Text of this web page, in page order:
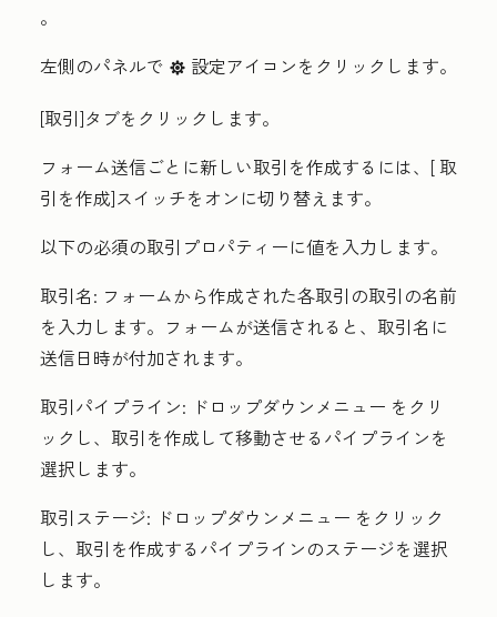
。
左側のパネルで settings 設定アイコンをクリックします。
[取引]タブをクリックします。
フォーム送信ごとに新しい取引を作成するには、[取
引を作成]スイッチをオンに切り替えます。
以下の必須の取引プロパティーに値を入力します。
取引名: フォームから作成された各取引の取引の名前
を入力します。フォームが送信されると、取引名に
送信日時が付加されます。
取引パイプライン: ドロップダウンメニュー をクリ
ックし、取引を作成して移動させるパイプラインを
選択します。
取引ステージ: ドロップダウンメニュー をクリック
し、取引を作成するパイプラインのステージを選択
します。